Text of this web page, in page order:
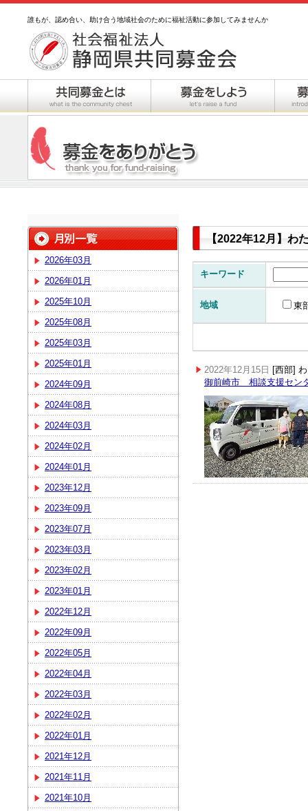
誰もが、認め合い、助け合う地域社会のために福祉活動に参加してみませんか
2026年03月
2026年01月
2025年10月
2025年08月
2025年03月
2025年01月
2024年09月
2024年08月
2024年03月
2024年02月
2024年01月
2023年12月
2023年09月
2023年07月
2023年03月
2023年02月
2023年01月
2022年12月
2022年09月
2022年05月
2022年04月
2022年03月
2022年02月
2022年01月
2021年12月
2021年11月
2021年10月
【2022年12月】わ
キーワード
地域 東
2022年12月15日 [西部]
御前崎市 相談支援セン